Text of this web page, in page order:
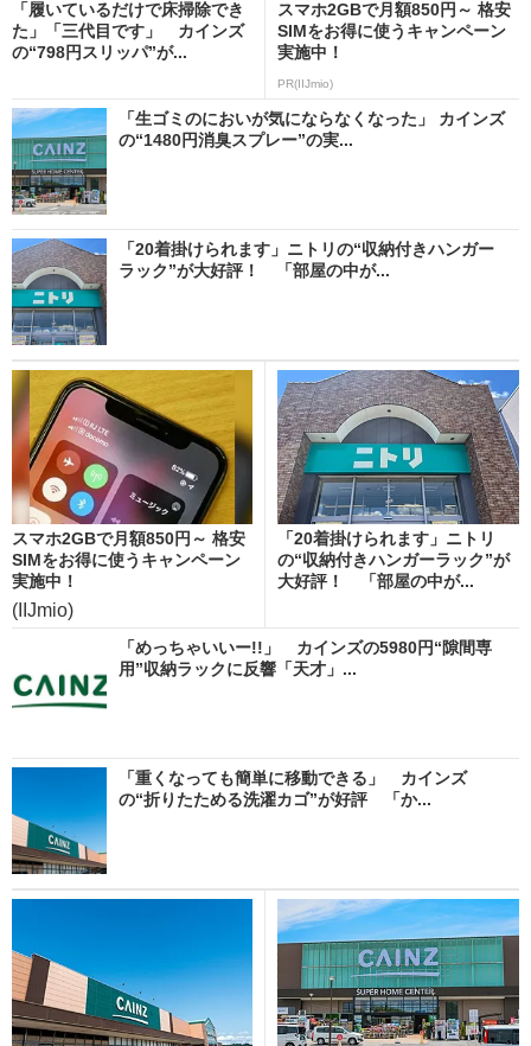
「履いているだけで床掃除でき
た」「三代目です」 カインズ
の“798円スリッパ”が...
スマホ2GBで月額850円～ 格安
SIMをお得に使うキャンペーン
実施中！
PR(IIJmio)
「生ゴミのにおいが気にならなくなった」 カインズ
の“1480円消臭スプレー”の実...
「20着掛けられます」ニトリの“収納付きハンガー
ラック”が大好評！ 「部屋の中が...
スマホ2GBで月額850円～ 格安
SIMをお得に使うキャンペーン
実施中！
(IIJmio)
「20着掛けられます」ニトリ
の“収納付きハンガーラック”が
大好評！ 「部屋の中が...
「めっちゃいいー!!」 カインズの5980円“隙間専
用”収納ラックに反響「天才」...
「重くなっても簡単に移動できる」 カインズ
の“折りたためる洗濯カゴ”が好評 「か...